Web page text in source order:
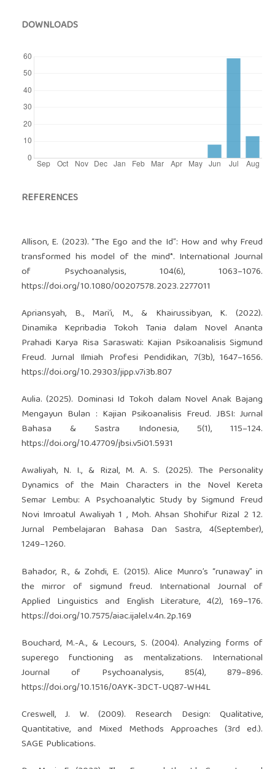
DOWNLOADS
REFERENCES
Allison, E. (2023). “The Ego and the Id”: How and why Freud
transformed his model of the mind*. International Journal
of Psychoanalysis, 104(6), 1063–1076.
https://doi.org/10.1080/00207578.2023.2277011
Apriansyah, B., Mari’i, M., & Khairussibyan, K. (2022).
Dinamika Kepribadia Tokoh Tania dalam Novel Ananta
Prahadi Karya Risa Saraswati: Kajian Psikoanalisis Sigmund
Freud. Jurnal Ilmiah Profesi Pendidikan, 7(3b), 1647–1656.
https://doi.org/10.29303/jipp.v7i3b.807
Aulia. (2025). Dominasi Id Tokoh dalam Novel Anak Bajang
Mengayun Bulan : Kajian Psikoanalisis Freud. JBSI: Jurnal
Bahasa & Sastra Indonesia, 5(1), 115–124.
https://doi.org/10.47709/jbsi.v5i01.5931
Awaliyah, N. I., & Rizal, M. A. S. (2025). The Personality
Dynamics of the Main Characters in the Novel Kereta
Semar Lembu: A Psychoanalytic Study by Sigmund Freud
Novi Imroatul Awaliyah 1 , Moh. Ahsan Shohifur Rizal 2 12.
Jurnal Pembelajaran Bahasa Dan Sastra, 4(September),
1249–1260.
Bahador, R., & Zohdi, E. (2015). Alice Munro’s “runaway” in
the mirror of sigmund freud. International Journal of
Applied Linguistics and English Literature, 4(2), 169–176.
https://doi.org/10.7575/aiac.ijalel.v.4n.2p.169
Bouchard, M.-A., & Lecours, S. (2004). Analyzing forms of
superego functioning as mentalizations. International
Journal of Psychoanalysis, 85(4), 879–896.
https://doi.org/10.1516/0AYK-3DCT-UQ87-WH4L
Creswell, J. W. (2009). Research Design: Qualitative,
Quantitative, and Mixed Methods Approaches (3rd ed.).
SAGE Publications.